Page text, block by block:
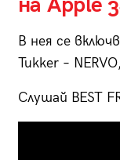
В нея се
Tukker –
Слушай BEST